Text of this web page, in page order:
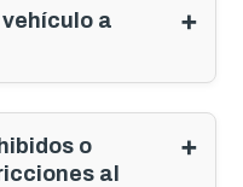
a
o
al